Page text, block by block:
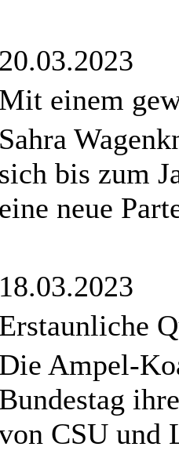
20.03.2023
Mit einem
Sahra
sich bis zum
eine neue
18.03.2023
Erstaunliche
Die Ampel-
Bundestag
CSU und